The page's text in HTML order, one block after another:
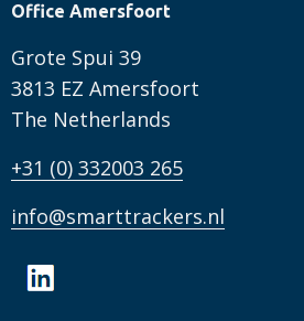
Office Amersfoort
Grote Spui 39
3813 EZ Amersfoort
The Netherlands
+31 (0) 332003 265
info@smarttrackers.nl